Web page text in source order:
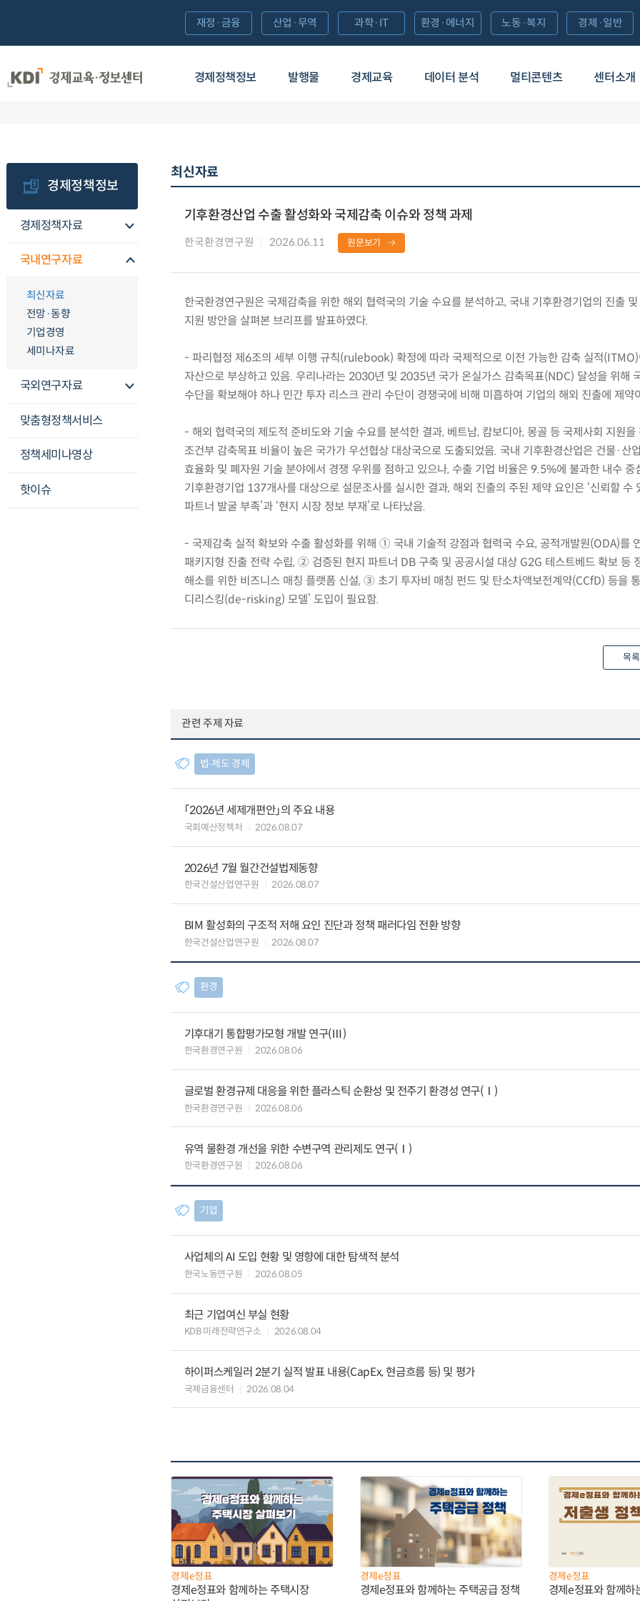
경제정책정보 발행물 경제교육 데이터 분석 멀티콘텐츠 센터소개
재정·금융 산업·무역 과학·IT 환경·에너지 노동·복지 경제·일반
경제정책정보
경제정책자료
국내연구자료
최신자료
전망·동향
기업경영
세미나자료
국외연구자료
맞춤형정책서비스
정책세미나영상
핫이슈
최신자료
기후환경산업 수출 활성화와 국제감축 이슈와 정책 과제
한국환경연구원 2026.06.11 원문보기
한국환경연구원은 국제감축을 위한 해외 협력국의 기술 수요를 분석하고, 국내 기후환경기업의 진출 및
지원 방안을 살펴본 브리프를 발표하였다.
- 파리협정 제6조의 세부 이행 규칙(rulebook) 확정에 따라 국제적으로 이전 가능한 감축 실적(ITMO)
자산으로 부상하고 있음. 우리나라는 2030년 및 2035년 국가 온실가스 감축목표(NDC) 달성을 위해
수단을 확보해야 하나 민간 투자 리스크 관리 수단이 경쟁국에 비해 미흡하여 기업의 해외 진출에 제약
- 해외 협력국의 제도적 준비도와 기술 수요를 분석한 결과, 베트남, 캄보디아, 몽골 등 국제사회 지원을
조건부 감축목표 비율이 높은 국가가 우선협상 대상국으로 도출되었음. 국내 기후환경산업은 건물·산
효율화 및 폐자원 기술 분야에서 경쟁 우위를 점하고 있으나, 수출 기업 비율은 9.5%에 불과한 내수 중
기후환경기업 137개사를 대상으로 설문조사를 실시한 결과, 해외 진출의 주된 제약 요인은 ‘신뢰할 수
파트너 발굴 부족’과 ‘현지 시장 정보 부재’로 나타났음.
- 국제감축 실적 확보와 수출 활성화를 위해 ① 국내 기술적 강점과 협력국 수요, 공적개발원(ODA)를
패키지형 진출 전략 수립, ② 검증된 현지 파트너 DB 구축 및 공공시설 대상 G2G 테스트베드 확보 등
해소를 위한 비즈니스 매칭 플랫폼 신설, ③ 초기 투자비 매칭 펀드 및 탄소차액보전계약(CCfD) 등을
디리스킹(de-risking) 모델’ 도입이 필요함.
목
관련 주제 자료
법∙제도 경제
「2026년 세제개편안」의 주요 내용
국회예산정책처 2026.08.07
2026년 7월 월간건설법제동향
한국건설산업연구원 2026.08.07
BIM 활성화의 구조적 저해 요인 진단과 정책 패러다임 전환 방향
한국건설산업연구원 2026.08.07
환경
기후대기 통합평가모형 개발 연구(Ⅲ)
한국환경연구원 2026.08.06
글로벌 환경규제 대응을 위한 플라스틱 순환성 및 전주기 환경성 연구(Ⅰ)
한국환경연구원 2026.08.06
유역 물환경 개선을 위한 수변구역 관리제도 연구(Ⅰ)
한국환경연구원 2026.08.06
기업
사업체의 AI 도입 현황 및 영향에 대한 탐색적 분석
한국노동연구원 2026.08.05
최근 기업여신 부실 현황
KDB 미래전략연구소 2026.08.04
하이퍼스케일러 2분기 실적 발표 내용(CapEx, 현금흐름 등) 및 평가
국제금융센터 2026.08.04
경제e정표
경제e정표와 함께하는 주택시장
경제e정표
경제e정표와 함께하는 주택공급 정책
경제e정표
경제e정표와 함께하